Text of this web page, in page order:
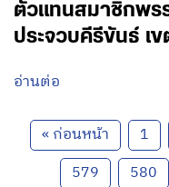
ตัวแทนสมาชิกพร
ประจวบคีรีขันธ์ เข
อ่านต่อ
« ก่อนหน้า 1
579
580